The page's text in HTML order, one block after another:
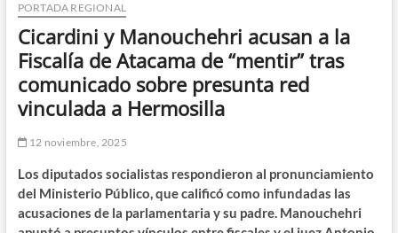
PORTADA REGIONAL
Cicardini y Manouchehri acusan a la
Fiscalía de Atacama de “mentir” tras
comunicado sobre presunta red
vinculada a Hermosilla
12 noviembre, 2025
Los diputados socialistas respondieron al pronunciamiento
del Ministerio Público, que calificó como infundadas las
acusaciones de la parlamentaria y su padre. Manouchehri